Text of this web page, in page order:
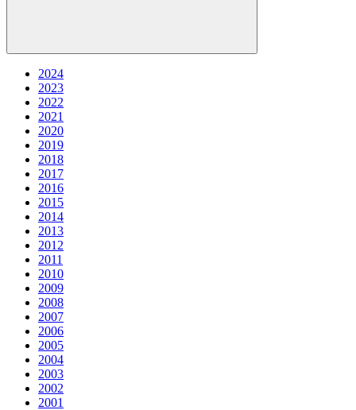
2024
2023
2022
2021
2020
2019
2018
2017
2016
2015
2014
2013
2012
2011
2010
2009
2008
2007
2006
2005
2004
2003
2002
2001